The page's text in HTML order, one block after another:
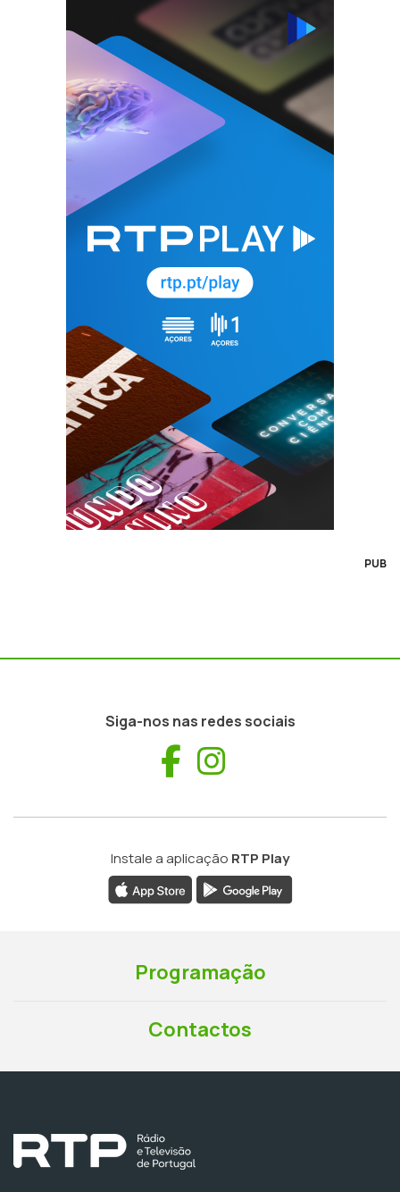
PUB
Siga-nos nas redes sociais
Facebook
Instale a aplicação RTP Play
Programação
Contactos